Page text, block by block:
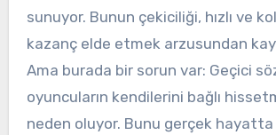
sunuyor. Bunun çekiciliği, hızlı ve
kazanç elde etmek arzusundan
Ama burada bir sorun var: Geçici
oyuncuların kendilerini bağlı
neden oluyor. Bunu gerçek hayatta